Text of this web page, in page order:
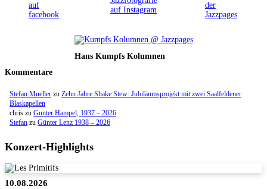
Hans Kumpfs Kolumnen
Kommentare
Stefan Mueller zu Zehn Jahre Shake Stew: Jubiläumsprojekt mit zwei Saalfeldener
Blaskapellen
chris zu Gunter Hampel, 1937 – 2026
Stefan zu Günter Lenz 1938 – 2026
Konzert-Highlights
10.08.2026